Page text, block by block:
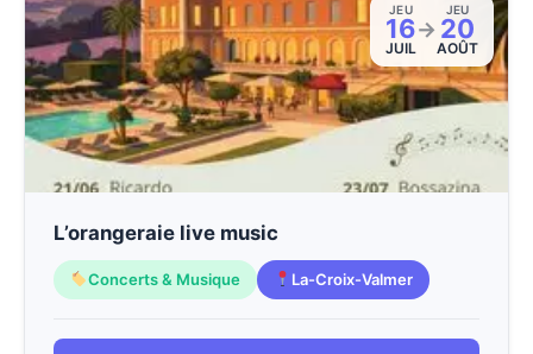
JEU
16
JUIL
→
JEU
20
AOÛT
L’orangeraie live music
Concerts & Musique La-Croix-Valmer